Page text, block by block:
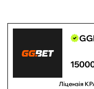
Ліцензія